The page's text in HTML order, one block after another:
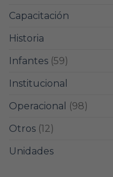
Capacitación
Historia
Infantes (59)
Institucional
Operacional
(98)
Otros (12)
Unidades